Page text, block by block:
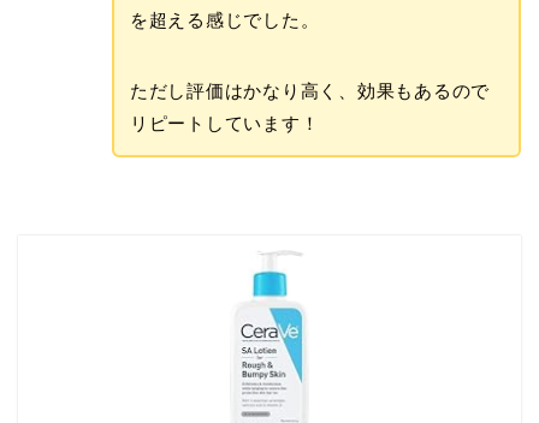
を超える感じでした。
ただし評価はかなり高く、効果もあるので
リピートしています！